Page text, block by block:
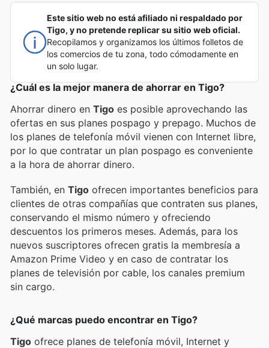
Este sitio web no está afiliado ni respaldado por
Tigo, y no pretende replicar su sitio web oficial.
Recopilamos y organizamos los últimos folletos de
los comercios de tu zona, todo cómodamente en
un solo lugar.
¿Cuál es la mejor manera de ahorrar en Tigo?
Ahorrar dinero en Tigo es posible aprovechando las
ofertas en sus planes pospago y prepago. Muchos de
los planes de telefonía móvil vienen con Internet libre,
por lo que contratar un plan pospago es conveniente
a la hora de ahorrar dinero.
También, en Tigo ofrecen importantes beneficios para
clientes de otras compañías que contraten sus planes,
conservando el mismo número y ofreciendo
descuentos los primeros meses. Además, para los
nuevos suscriptores ofrecen gratis la membresía a
Amazon Prime Video y en caso de contratar los
planes de televisión por cable, los canales premium
sin cargo.
¿Qué marcas puedo encontrar en Tigo?
Tigo ofrece planes de telefonía móvil, Internet y